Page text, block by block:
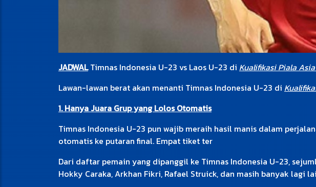
JADWALTimnas Indonesia U-23 vs Laos U-23 di Kualifikasi Piala
Lawan-lawan berat akan menanti Timnas Indonesia U-23 di
1. Hanya Juara Grup yang Lolos Otomatis
Timnas Indonesia U-23 pun wajib meraih hasil manis dalam
otomatis ke putaran final. Empat tiket ter
Dari daftar pemain yang dipanggil ke Timnas Indonesia U-23,
Hokky Caraka, Arkhan Fikri, Rafael Struick, dan masih banyak lagi